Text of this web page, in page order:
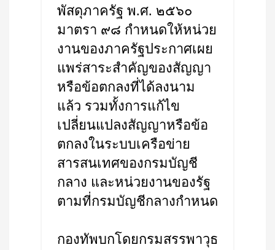
พัสดุภาครัฐ พ.ศ. ๒๕๖๐
มาตรา ๙๘ กำหนดให้หน่วย
งานของภาครัฐประกาศเผย
แพร่สาระสำคัญของสัญญา
หรือข้อตกลงที่ได้ลงนาม
แล้ว รวมทั้งการแก้ไข
เปลี่ยนแปลงสัญญาหรือข้อ
ตกลงในระบบเครือข่าย
สารสนเทศของกรมบัญชี
กลาง และหน่วยงานของรัฐ
ตามที่กรมบัญชีกลางกำหนด
กองทัพบกโดยกรมสรรพาวุธ